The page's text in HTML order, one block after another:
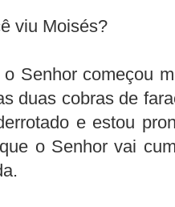
viu Moisés?
Senhor começou
duas cobras de
e estou
o Senhor vai